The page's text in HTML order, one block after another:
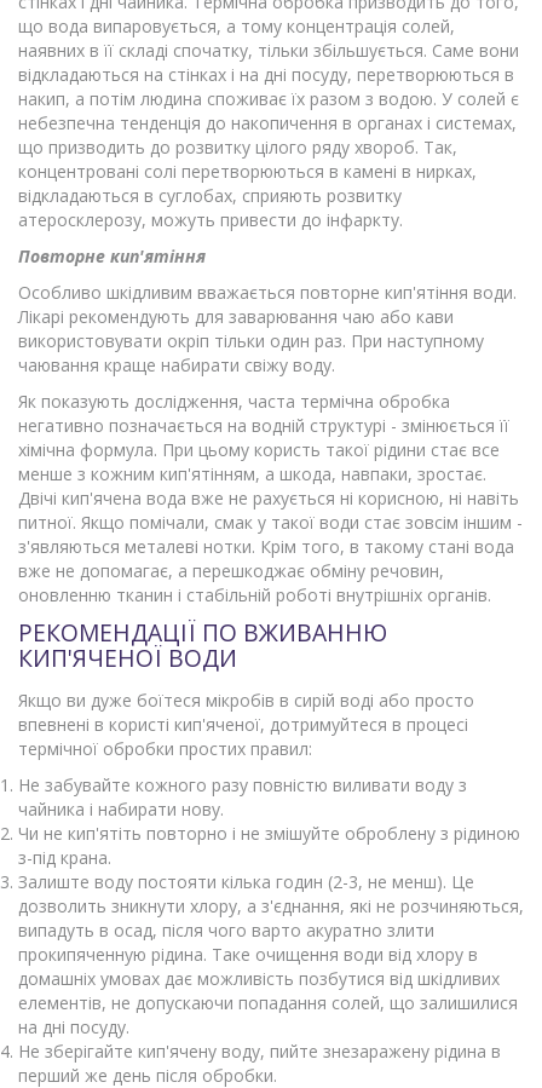
що вода випаровується, а тому концентрація солей,
наявних в її складі спочатку, тільки збільшується. Саме вони
відкладаються на стінках і на дні посуду, перетворюються в
накип, а потім людина споживає їх разом з водою. У солей є
небезпечна тенденція до накопичення в органах і системах,
що призводить до розвитку цілого ряду хвороб. Так,
концентровані солі перетворюються в камені в нирках,
відкладаються в суглобах, сприяють розвитку
атеросклерозу, можуть привести до інфаркту.
Повторне кип'ятіння
Особливо шкідливим вважається повторне кип'ятіння води.
Лікарі рекомендують для заварювання чаю або кави
використовувати окріп тільки один раз. При наступному
чаювання краще набирати свіжу воду.
Як показують дослідження, часта термічна обробка
негативно позначається на водній структурі - змінюється її
хімічна формула. При цьому користь такої рідини стає все
менше з кожним кип'ятінням, а шкода, навпаки, зростає.
Двічі кип'ячена вода вже не рахується ні корисною, ні навіть
питної. Якщо помічали, смак у такої води стає зовсім іншим -
з'являються металеві нотки. Крім того, в такому стані вода
вже не допомагає, а перешкоджає обміну речовин,
оновленню тканин і стабільній роботі внутрішніх органів.
РЕКОМЕНДАЦІЇ ПО ВЖИВАННЮ
КИП'ЯЧЕНОЇ ВОДИ
Якщо ви дуже боїтеся мікробів в сирій воді або просто
впевнені в користі кип'яченої, дотримуйтеся в процесі
термічної обробки простих правил:
Не забувайте кожного разу повністю виливати воду з
чайника і набирати нову.
Чи не кип'ятіть повторно і не змішуйте оброблену з рідиною
з-під крана.
Залиште воду постояти кілька годин (2-3, не менш). Це
дозволить зникнути хлору, а з'єднання, які не розчиняються,
випадуть в осад, після чого варто акуратно злити
прокипяченную рідина. Таке очищення води від хлору в
домашніх умовах дає можливість позбутися від шкідливих
елементів, не допускаючи попадання солей, що залишилися
на дні посуду.
Не зберігайте кип'ячену воду, пийте знезаражену рідина в
перший же день після обробки.